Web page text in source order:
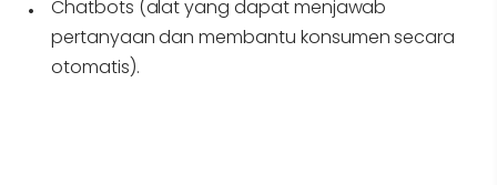
Chatbots (alat yang dapat menjawab
pertanyaan dan membantu konsumen secara
otomatis).